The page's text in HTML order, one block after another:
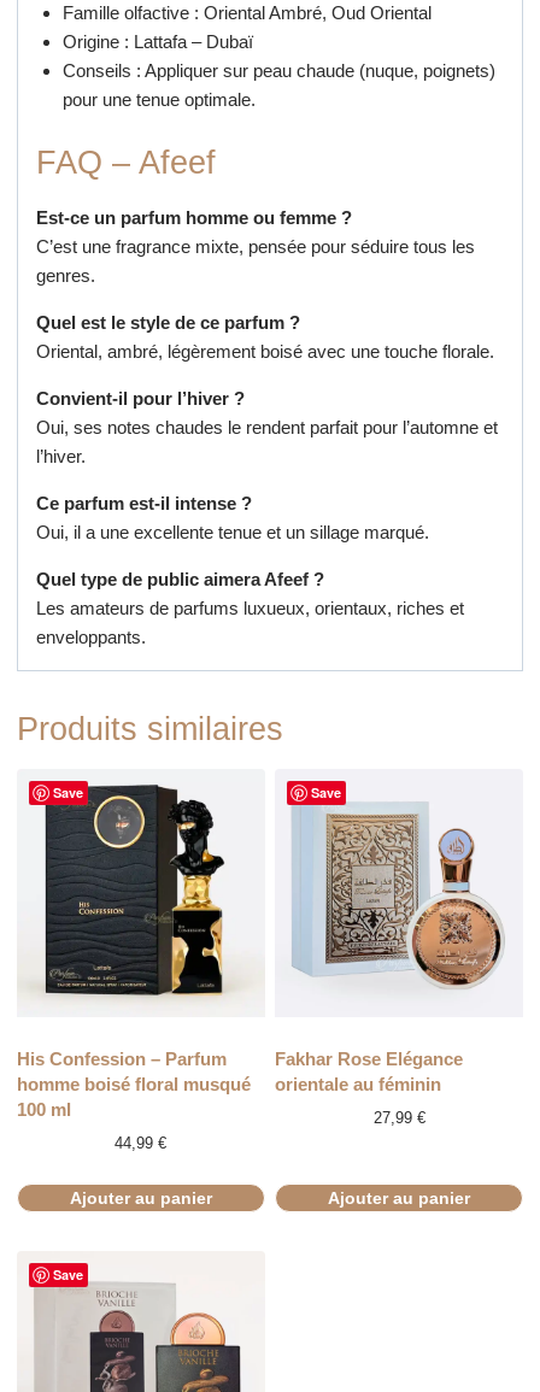
Famille olfactive : Oriental Ambré, Oud Oriental
Origine : Lattafa – Dubaï
Conseils : Appliquer sur peau chaude (nuque, poignets)
pour une tenue optimale.
FAQ – Afeef
Est-ce un parfum homme ou femme ?
C’est une fragrance mixte, pensée pour séduire tous les
genres.
Quel est le style de ce parfum ?
Oriental, ambré, légèrement boisé avec une touche florale.
Convient-il pour l’hiver ?
Oui, ses notes chaudes le rendent parfait pour l’automne et
l’hiver.
Ce parfum est-il intense ?
Oui, il a une excellente tenue et un sillage marqué.
Quel type de public aimera Afeef ?
Les amateurs de parfums luxueux, orientaux, riches et
enveloppants.
Produits similaires
Save
His Confession – Parfum
homme boisé floral musqué
100 ml
44,99€
Ajouter au panier
Save
Fakhar Rose Elégance
orientale au féminin
27,99 €
Ajouter au panier
Save